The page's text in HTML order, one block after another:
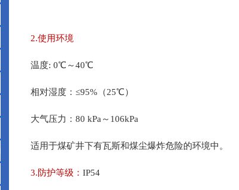
2.使用环境
温度: 0℃～40℃
相对湿度：≤95%（25℃）
大气压力：80 kPa～106kPa
适用于煤矿井下有瓦斯和煤尘爆炸危险的环境中。
3.防护等级： IP54